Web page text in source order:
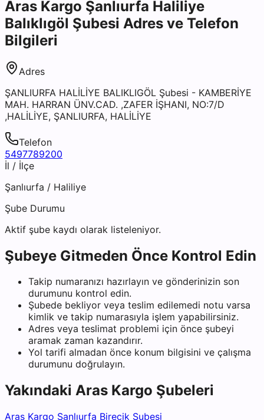
Aras Kargo Şanlıurfa Haliliye
Balıklıgöl Şubesi Adres ve Telefon
Bilgileri
Adres
ŞANLIURFA HALİLİYE BALIKLIGÖL Şubesi - KAMBERİYE
MAH. HARRAN ÜNV.CAD. ,ZAFER İŞHANI, NO:7/D
,HALİLİYE, ŞANLIURFA, HALİLİYE
Telefon
5497789200
İl / İlçe
Şanlıurfa / Haliliye
Şube Durumu
Aktif şube kaydı olarak listeleniyor.
Şubeye Gitmeden Önce Kontrol Edin
Takip numaranızı hazırlayın ve gönderinizin son
durumunu kontrol edin.
Şubede bekliyor veya teslim edilemedi notu varsa
kimlik ve takip numarasıyla işlem yapabilirsiniz.
Adres veya teslimat problemi için önce şubeyi
aramak zaman kazandırır.
Yol tarifi almadan önce konum bilgisini ve çalışma
durumunu doğrulayın.
Yakındaki Aras Kargo Şubeleri
Aras Kargo Şanlıurfa Birecik Şubesi